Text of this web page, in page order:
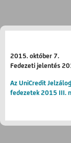
2015. október 7.
Fedezeti jelentés
Az UniCredit
fedezetek 2015 III.